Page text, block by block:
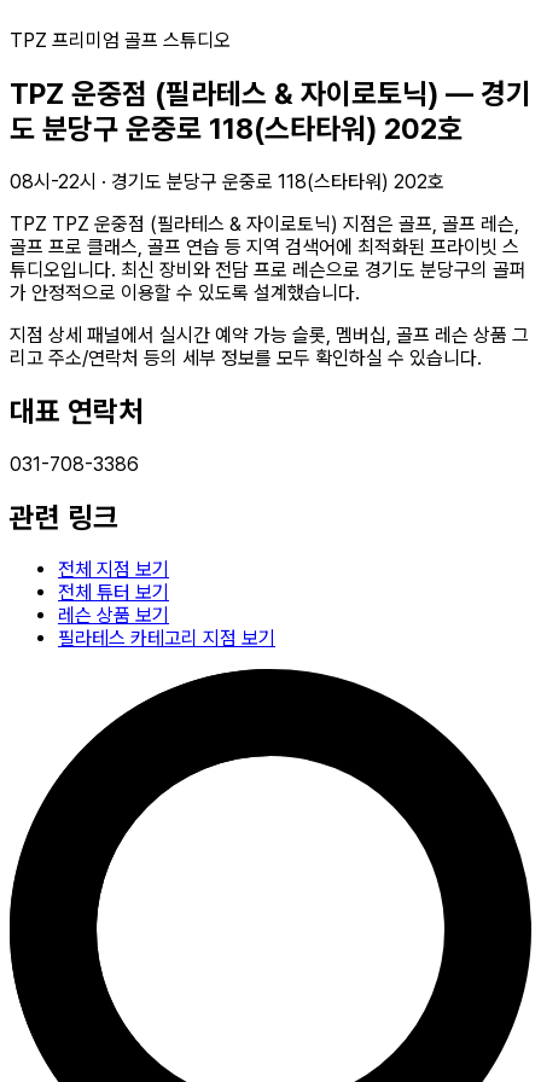
TPZ 프리미엄 골프 스튜디오
TPZ 운중점 (필라테스 & 자이로토닉) — 경기
도 분당구 운중로 118(스타타워) 202호
08시-22시 · 경기도 분당구 운중로 118(스타타워) 202호
TPZ TPZ 운중점 (필라테스 & 자이로토닉) 지점은 골프, 골프 레슨,
골프 프로 클래스, 골프 연습 등 지역 검색어에 최적화된 프라이빗 스
튜디오입니다. 최신 장비와 전담 프로 레슨으로 경기도 분당구의 골퍼
가 안정적으로 이용할 수 있도록 설계했습니다.
지점 상세 패널에서 실시간 예약 가능 슬롯, 멤버십, 골프 레슨 상품 그
리고 주소/연락처 등의 세부 정보를 모두 확인하실 수 있습니다.
대표 연락처
031-708-3386
관련 링크
전체 지점 보기
전체 튜터 보기
레슨 상품 보기
필라테스 카테고리 지점 보기